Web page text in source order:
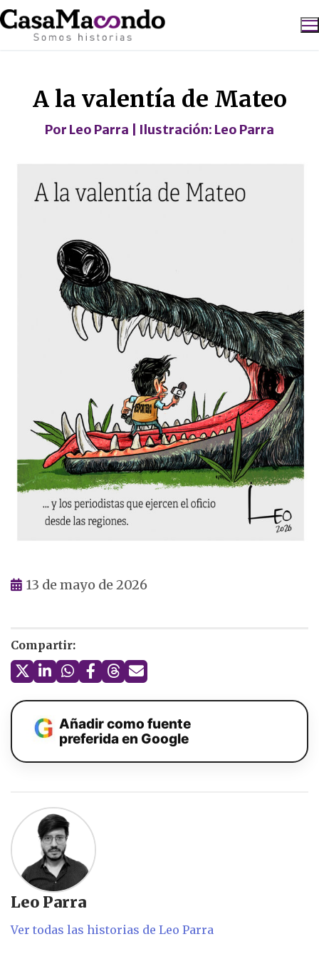
Ir
al
contenido
Buscar:
A la valentía de Mateo
Por Leo Parra | Ilustración: Leo Parra
13 de mayo de 2026
Compartir:
Añadir como fuente
preferida en Google
Leo Parra
Ver todas las historias de Leo Parra